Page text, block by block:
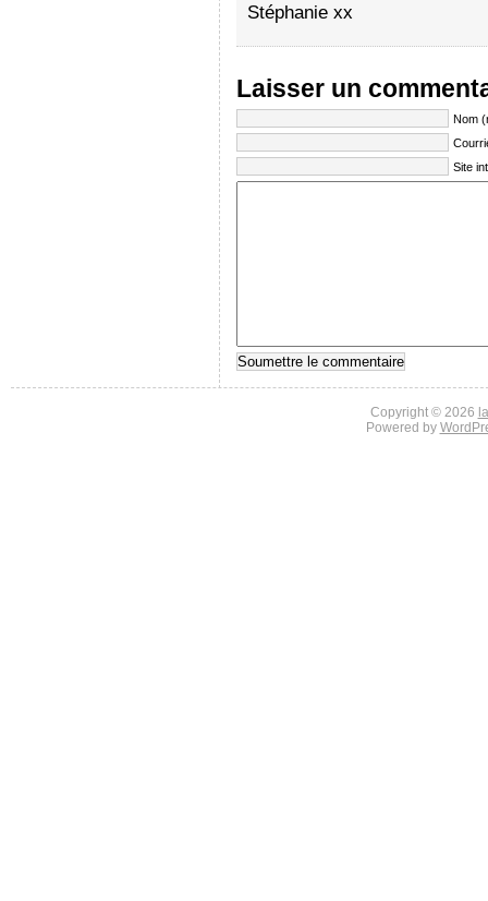
Stéphanie xx
Laisser un
Nom
Site
Copyright © 2026
Powered by